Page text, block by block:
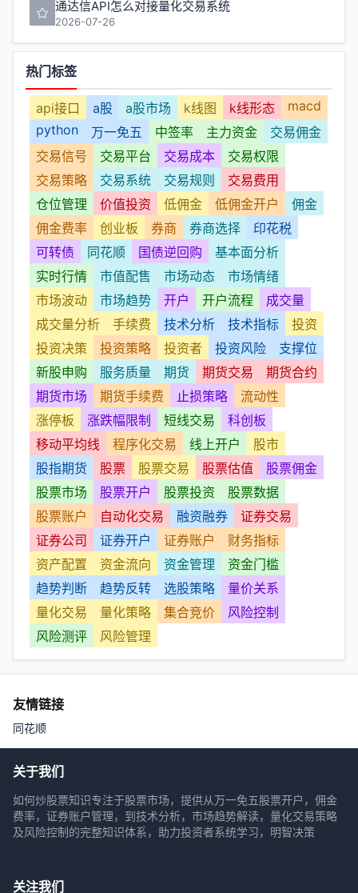
通达信API怎么对接量化交易系统
2026-07-26
热门标签
api接口 a股 a股市场 k线图 k线形态
macd
python
万一免五 中签率 主力资金
交易佣金
交易信号
交易平台 交易成本
交易权限
交易策略
交易系统 交易规则
交易费用
仓位管理
价值投资 低佣金 低佣金开户
佣金
佣金费率
创业板 券商 券商选择
印花税
可转债
同花顺 国债逆回购
基本面分析
实时行情
市值配售 市场动态
市场情绪
市场波动
市场趋势 开户 开户流程
成交量
成交量分析
手续费 技术分析 技术指标
投资
投资决策
投资策略 投资者 投资风险
支撑位
新股申购
服务质量 期货 期货交易
期货合约
期货市场
期货手续费 止损策略
流动性
涨停板
涨跌幅限制 短线交易
科创板
移动平均线
程序化交易 线上开户
股市
股指期货
股票 股票交易 股票估值
股票佣金
股票市场
股票开户 股票投资
股票数据
股票账户
自动化交易 融资融券
证券交易
证券公司
证券开户 证券账户
财务指标
资产配置
资金流向 资金管理
资金门槛
趋势判断
趋势反转 选股策略
量价关系
量化交易
量化策略 集合竞价
风险控制
风险测评
风险管理
友情链接
同花顺
关于我们
如何炒股票知识专注于股票市场，提供从万一免五股票开户，佣金
费率，证券账户管理，到技术分析，市场趋势解读，量化交易策略
及风险控制的完整知识体系，助力投资者系统学习，明智决策
关注我们